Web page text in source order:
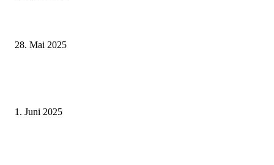
28. Mai 2025
1. Juni 2025